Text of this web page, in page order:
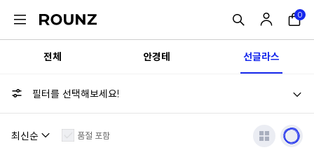
0
블루엘리펀트
전체 안경테 선글라스
필터를 선택해보세요!
품절 포함